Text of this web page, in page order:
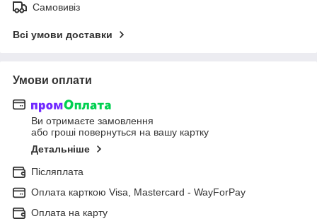
Самовивіз
Всі умови доставки
Умови оплати
Ви отримаєте замовлення
або гроші повернуться на вашу картку
Детальніше
Післяплата
Оплата карткою Visa, Mastercard - WayForPay
Оплата на карту